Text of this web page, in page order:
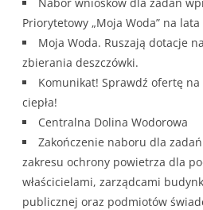
Priorytetowy „Moja Woda” na lata
Moja Woda. Ruszają dotacje
zbierania deszczówki.
Komunikat! Sprawdź ofertę na
ciepła!
Centralna Dolina Wodorowa
Zakończenie naboru dla
zakresu ochrony powietrza dla
właścicielami, zarządcami
publicznej oraz podmiotów